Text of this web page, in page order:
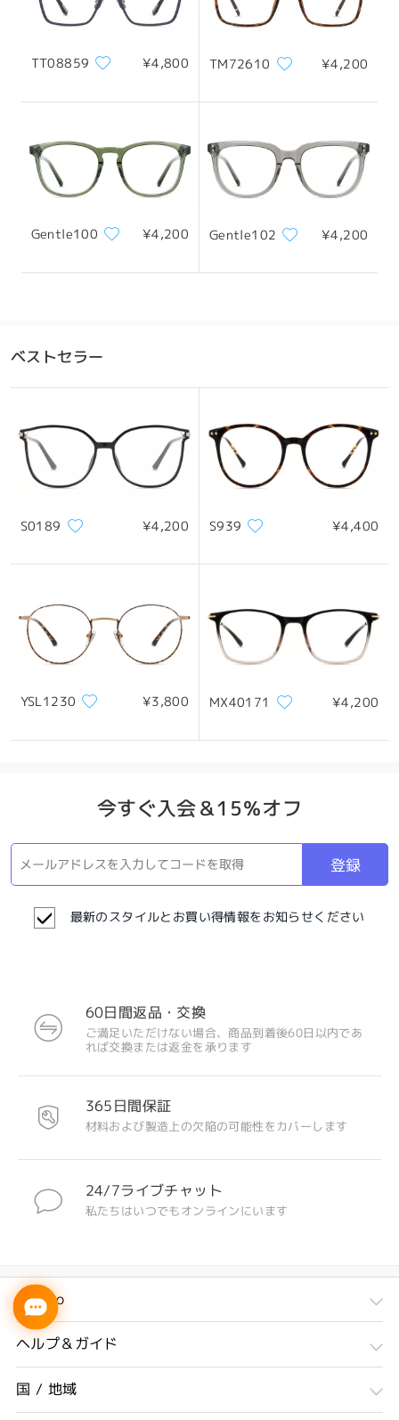
TT08859 ¥4,800 TM72610 ¥4,200
Gentle100 ¥4,200 Gentle102 ¥4,200
ベストセラー
S0189 ¥4,200 S939 ¥4,400
YSL1230 ¥3,800 MX40171 ¥4,200
今すぐ入会＆15％オフ
登録
最新のスタイルとお買い得情報をお知らせください
60日間返品・交換
ご満足いただけない場合、商品到着後60日以内であ
れば交換または返金を承ります
365日間保証
材料および製造上の欠陥の可能性をカバーします
24/7ライブチャット
私たちはいつでもオンラインにいます
Firmoo
ヘルプ＆ガイド
国 / 地域